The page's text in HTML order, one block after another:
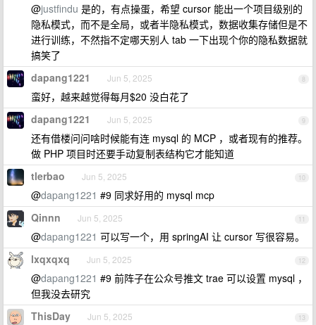
@justfindu 是的，有点操蛋，希望 cursor 能出一个项目级别的
隐私模式，而不是全局，或者半隐私模式，数据收集存储但是不
进行训练，不然指不定哪天别人 tab 一下出现个你的隐私数据就
搞笑了
8
dapang1221 Jun 5, 2025
蛮好，越来越觉得每月$20 没白花了
9
dapang1221 Jun 5, 2025
还有借楼问问啥时候能有连 mysql 的 MCP ，或者现有的推荐。
做 PHP 项目时还要手动复制表结构它才能知道
10
tlerbao Jun 5, 2025
@dapang1221 #9 同求好用的 mysql mcp
11
Qinnn Jun 5, 2025
@dapang1221 可以写一个，用 springAI 让 cursor 写很容易。
12
lxqxqxq Jun 5, 2025
@dapang1221 #9 前阵子在公众号推文 trae 可以设置 mysql ，
但我没去研究
13
ThisDay Jun 5, 2025